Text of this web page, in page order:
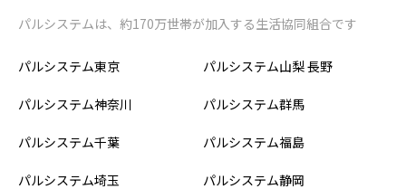
パルシステムは、約170万世帯が加入する生活協同組合です
パルシステム東京
パルシステム神奈川
パルシステム千葉
パルシステム埼玉
パルシステム山梨 長野
パルシステム群馬
パルシステム福島
パルシステム静岡